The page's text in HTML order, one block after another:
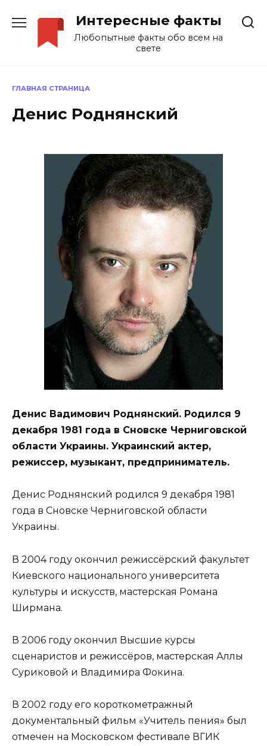
содержанию
Интересные факты
Любопытные факты обо всем на
свете
ГЛАВНАЯ СТРАНИЦА
Денис Роднянский
Денис Вадимович Роднянский. Родился 9
декабря 1981 года в Сновске Черниговской
области Украины. Украинский актер,
режиссер, музыкант, предприниматель.
Денис Роднянский родился 9 декабря 1981
года в Сновске Черниговской области
Украины.
В 2004 году окончил режиссёрский факультет
Киевского национального университета
культуры и искусств, мастерская Романа
Ширмана.
В 2006 году окончил Высшие курсы
сценаристов и режиссёров, мастерская Аллы
Суриковой и Владимира Фокина.
В 2002 году его короткометражный
документальный фильм «Учитель пения» был
отмечен на Московском фестивале ВГИК